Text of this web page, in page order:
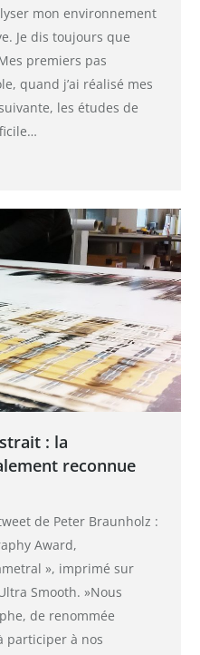
mon environnement
Je dis toujours que
premiers pas
quand j’ai réalisé mes
les études de
: la
reconnue
de Peter Braunholz :
Award,
», imprimé sur
Smooth. »Nous
de renommée
participer à nos